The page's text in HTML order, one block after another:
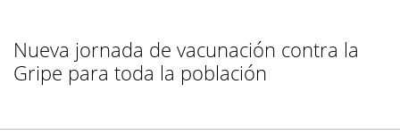
Nueva jornada de vacunación contra la
Gripe para toda la población